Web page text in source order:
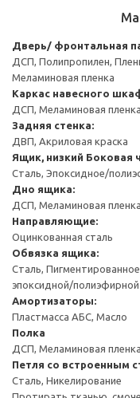
Дверь/ фронтальная
ДСП, Полипропилен,
Меламиновая пленка
Каркас навесного
ДСП, Меламиновая
Задняя стенка:
ДВП, Акриловая краска
Ящик, низкий Боковая
Сталь, Эпоксидное/
Дно ящика:
ДСП, Меламиновая
Направляющие:
Оцинкованная сталь
Обвязка ящика:
Сталь,
эпоксидной/
Амортизаторы:
Пластмасса АБС, Масло
Полка
ДСП, Меламиновая
Петля со встроенным
Сталь, Никелирование